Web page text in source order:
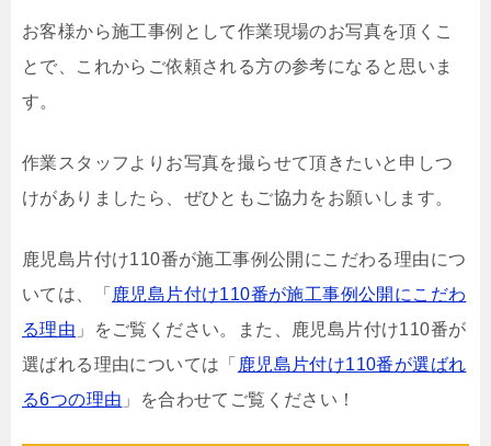
お客様から施工事例として作業現場のお写真を頂くこ
とで、これからご依頼される方の参考になると思いま
す。
作業スタッフよりお写真を撮らせて頂きたいと申しつ
けがありましたら、ぜひともご協力をお願いします。
鹿児島片付け110番が施工事例公開にこだわる理由につ
いては、「 鹿児島片付け110番が施工事例公開にこだわ
る理由 」をご覧ください。また、鹿児島片付け110番が
選ばれる理由については「 鹿児島片付け110番が選ばれ
る6つの理由 」を合わせてご覧ください！